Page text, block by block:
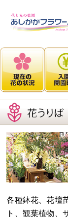
各種鉢花、花壇
ト、観葉植物、